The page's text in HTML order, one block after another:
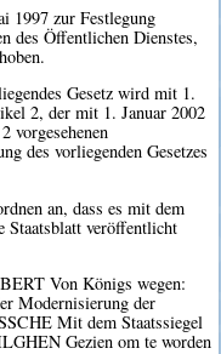
1997 zur Festlegung
des Öffentlichen Dienstes,
Gesetz wird mit 1.
2, der mit 1. Januar 2002
vorgesehenen
des vorliegenden Gesetzes
an, dass es mit dem
Staatsblatt veröffentlicht
Von Königs wegen:
Modernisierung der
Mit dem Staatssiegel
Gezien om te worden